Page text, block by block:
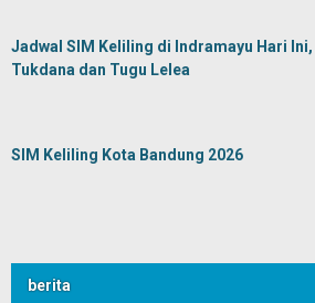
Jadwal SIM Keliling di Indramayu Hari Ini,
Tukdana dan Tugu Lelea
SIM Keliling Kota Bandung 2026
berita